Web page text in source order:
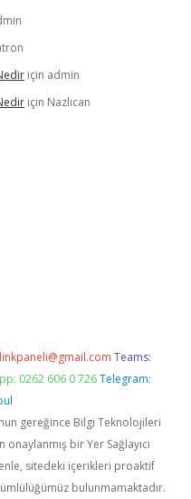
için admin
için Nazlıcan
Teams:
0262 606 0 726 Telegram:
gereğince Bilgi Teknolojileri
bir Yer Sağlayıcı
sitedeki içerikleri proaktif
bulunmamaktadır.